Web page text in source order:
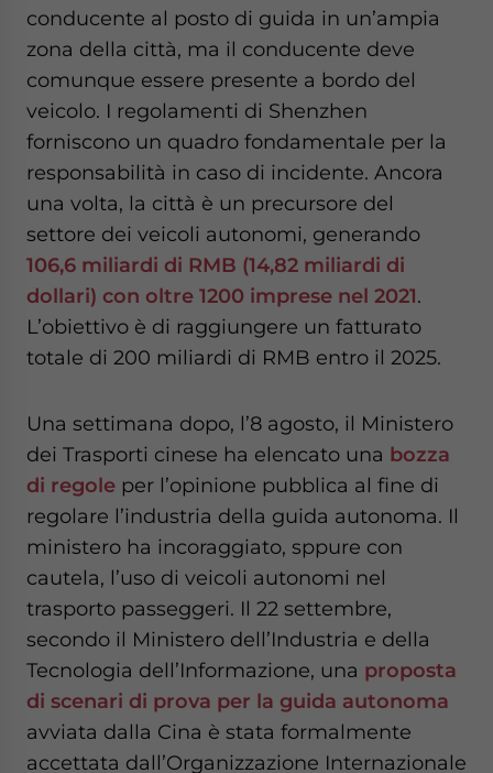
conducente al posto di guida in un’ampia
zona della città, ma il conducente deve
comunque essere presente a bordo del
veicolo. I regolamenti di Shenzhen
forniscono un quadro fondamentale per la
responsabilità in caso di incidente. Ancora
una volta, la città è un precursore del
settore dei veicoli autonomi, generando
106,6 miliardi di RMB (14,82 miliardi di
dollari) con oltre 1200 imprese nel 2021.
L’obiettivo è di raggiungere un fatturato
totale di 200 miliardi di RMB entro il 2025.
Una settimana dopo, l’8 agosto, il Ministero
dei Trasporti cinese ha elencato una bozza
di regole per l’opinione pubblica al fine di
regolare l’industria della guida autonoma. Il
ministero ha incoraggiato, sppure con
cautela, l’uso di veicoli autonomi nel
trasporto passeggeri. Il 22 settembre,
secondo il Ministero dell’Industria e della
Tecnologia dell’Informazione, una proposta
di scenari di prova per la guida autonoma
avviata dalla Cina è stata formalmente
accettata dall’Organizzazione Internazionale